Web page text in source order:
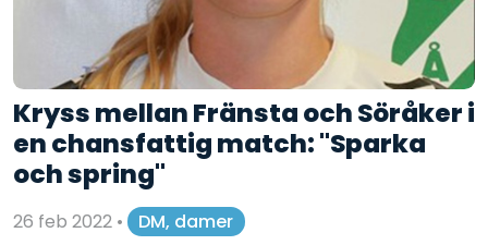
Kryss mellan Fränsta och Söråker i
en chansfattig match: "Sparka
och spring"
26 feb 2022 •
DM, damer